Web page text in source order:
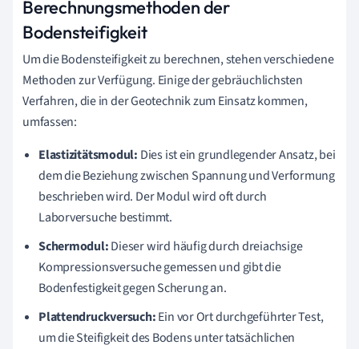
Berechnungsmethoden der
Bodensteifigkeit
Um die Bodensteifigkeit zu berechnen, stehen verschiedene
Methoden zur Verfügung. Einige der gebräuchlichsten
Verfahren, die in der Geotechnik zum Einsatz kommen,
umfassen:
Elastizitätsmodul: Dies ist ein grundlegender Ansatz, bei
dem die Beziehung zwischen Spannung und Verformung
beschrieben wird. Der Modul wird oft durch
Laborversuche bestimmt.
Schermodul:Dieser wird häufig durch dreiachsige
Kompressionsversuche gemessen und gibt die
Bodenfestigkeit gegen Scherung an.
Plattendruckversuch:Ein vor Ort durchgeführter Test,
um die Steifigkeit des Bodens unter tatsächlichen